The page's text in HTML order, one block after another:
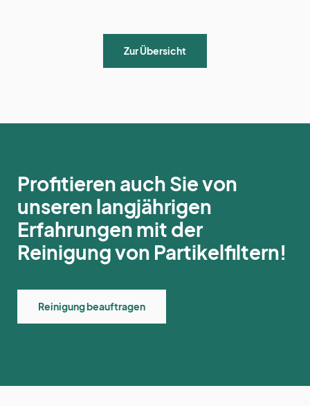
Zur Übersicht
Profitieren auch Sie von
unseren langjährigen
Erfahrungen mit der
Reinigung von Partikelfiltern!
Reinigung beauftragen